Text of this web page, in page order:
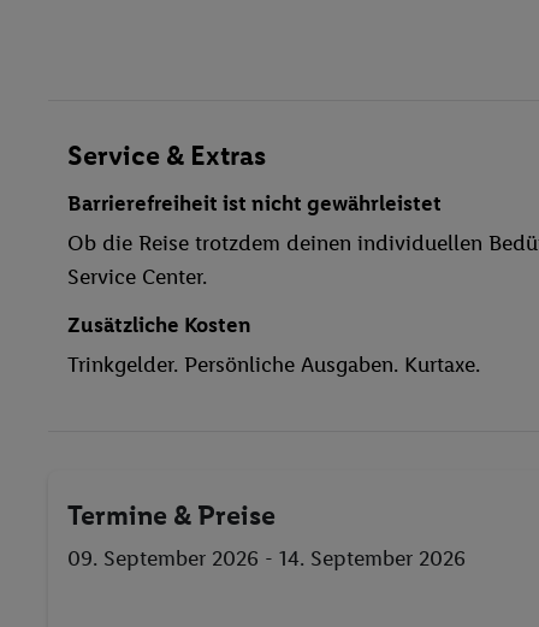
Bar
Kinderpool/-bereich
Liegestühle
Whirlpool
Dampfbad
Aerobic
Wassersport
Whirlpool
Service & Extras
Barrierefreiheit ist nicht gewährleistet
Ob die Reise trotzdem deinen individuellen
Service Center.
Zusätzliche Kosten
Trinkgelder. Persönliche Ausgaben. Kurtaxe.
Termine & Preise
09. September 2026 - 14. September 2026